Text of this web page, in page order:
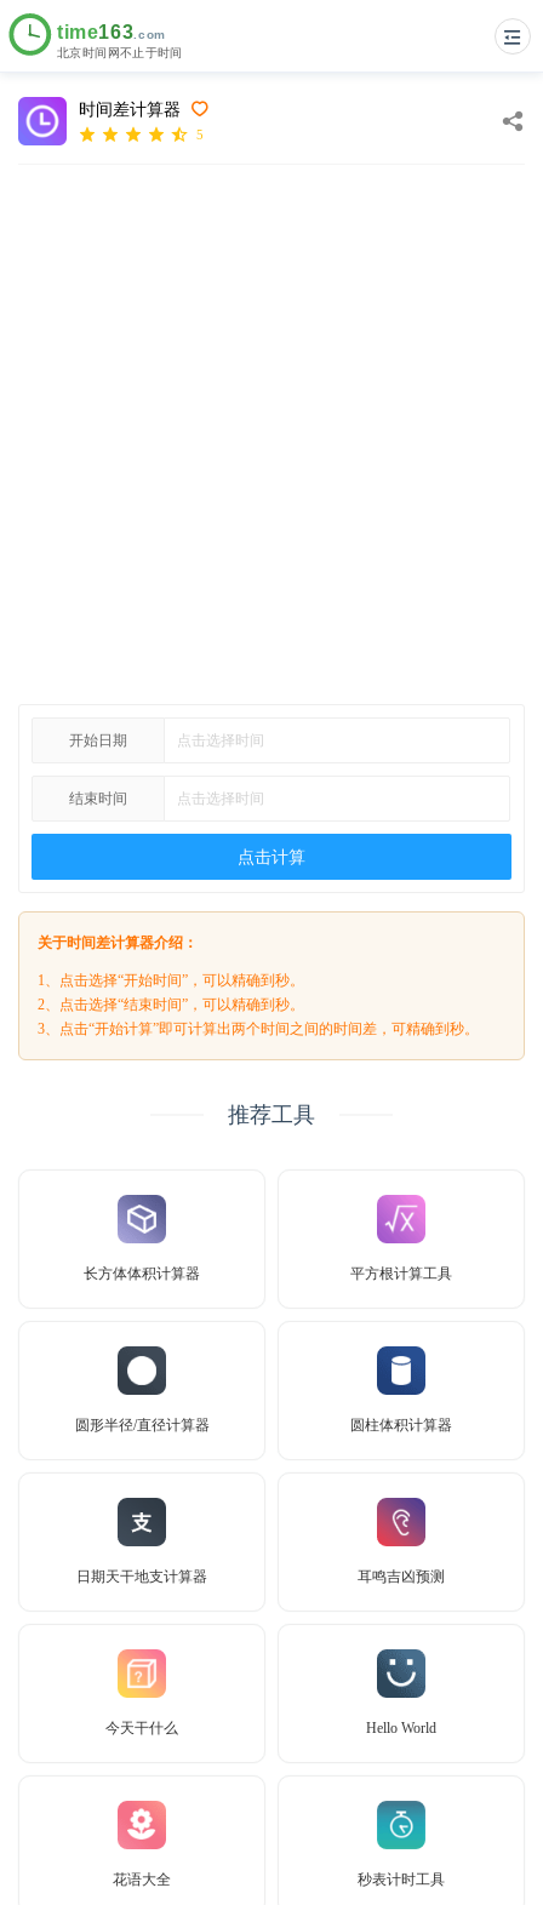
时间差计算器
5
开始日期
结束时间
点击计算
关于时间差计算器介绍：
1、点击选择“开始时间”，可以精确到秒。
2、点击选择“结束时间”，可以精确到秒。
3、点击“开始计算”即可计算出两个时间之间的时间差，可精确到秒。
推荐工具
长方体体积计算器 平方根计算工具
圆形半径/直径计算器 圆柱体积计算器
日期天干地支计算器 耳鸣吉凶预测
今天干什么 Hello World
花语大全 秒表计时工具